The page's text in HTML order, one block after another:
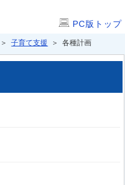
PC版トップ
＞子育て支援 ＞ 各種計画